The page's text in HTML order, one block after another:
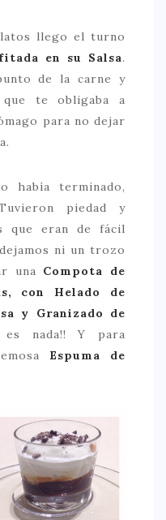
llego el turno
en su Salsa.
de la carne y
te obligaba a
para no dejar
había terminado,
piedad y
que eran de fácil
ni un trozo
una Compota de
con Helado de
y Granizado de
nada!! Y para
Espuma de